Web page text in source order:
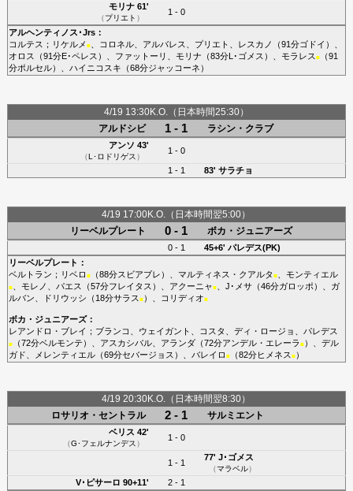
モリナ61'
（プリエト ）
1 - 0
アルヘンティノス･Jrs：
コルテス ； リケルメ ■、 コロネル、 アルバレス プリエト レスカノ （91分ゴドイ ）、
オロス
（91分E･ペレス ）、 ファットーリ モリナ （83分L･ゴメス ）、 モラレス ■（91
分ポルセル）、 ハイニコスキ （68分ジャッコーネ ）
4/19 13:30K.O.（日本時間25:30）
アルドシビ
1 - 1 ラシン・クラブ
アンソ 43'
（L･ロドリゲス ）
1 - 0
1 - 1 83' サラチョ
4/19 17:00K.O.（日本時間翌5:00）
リーベルプレート
0 - 1 ボカ・ジュニアーズ
0 - 1 45+6' パレデス(PK)
リーベルプレート ：
ベルトラン ； リベロ ■（88分スビアブレ ）、 マルティネス・クアルタ ■、 モンティエル
■、 モレノ パエス （57分フレイタス ）、 アクーニャ ■、 J･メサ（46分ガロッポ ）、 ガ
ルバン
ドリウッシ （18分サラス ■）、 コリディオ■
ボカ・ジュニアーズ：
レアンドロ・ブレイ ； ブランコ ウェイガント コスタ ディ・ロージョ パレデス
■（72分ベルモンテ ）、 アスカシバル、 アランダ（72分アンデル・エレーラ ■）、 デル
ガド
メレンティエル（69分セバージョス ）、 バレイロ ■（82分ヒメネス ■）
4/19 20:30K.O.（日本時間翌8:30）
ロサリオ・セントラル
2 - 1 サルミエント
ベリス 42'
（G･フェルナンデス ）
1 - 0
1 - 1
77' J･ゴメス
（マラベル）
V･ピサーロ 90+11'
2 - 1